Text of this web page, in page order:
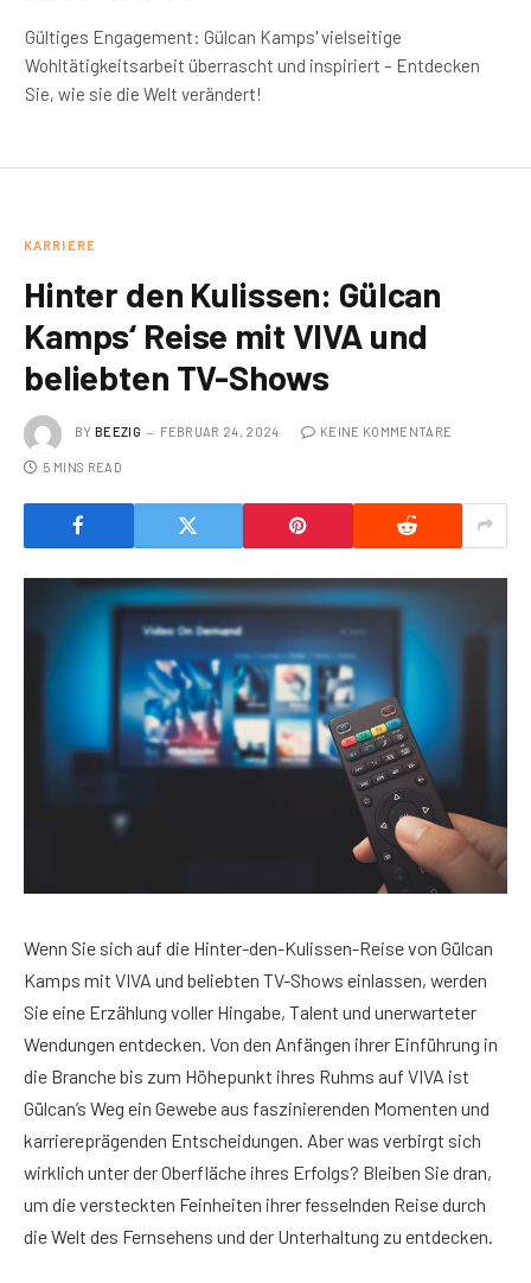
Gültiges Engagement: Gülcan Kamps' vielseitige
Wohltätigkeitsarbeit überrascht und inspiriert – Entdecken
Sie, wie sie die Welt verändert!
KARRIERE
Hinter den Kulissen: Gülcan
Kamps‘ Reise mit VIVA und
beliebten TV-Shows
BY BEEZIG FEBRUAR 24, 2024 KEINE KOMMENTARE
5 MINS READ
Wenn Sie sich auf die Hinter-den-Kulissen-Reise von Gülcan
Kamps mit VIVA und beliebten TV-Shows einlassen, werden
Sie eine Erzählung voller Hingabe, Talent und unerwarteter
Wendungen entdecken. Von den Anfängen ihrer Einführung in
die Branche bis zum Höhepunkt ihres Ruhms auf VIVA ist
Gülcan’s Weg ein Gewebe aus faszinierenden Momenten und
karriereprägenden Entscheidungen. Aber was verbirgt sich
wirklich unter der Oberfläche ihres Erfolgs? Bleiben Sie dran,
um die versteckten Feinheiten ihrer fesselnden Reise durch
die Welt des Fernsehens und der Unterhaltung zu entdecken.